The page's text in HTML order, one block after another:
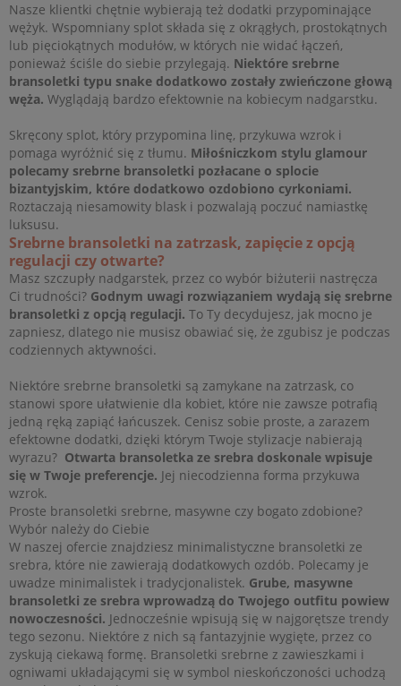
Nasze klientki chętnie wybierają też dodatki przypominające
wężyk. Wspomniany splot składa się z okrągłych, prostokątnych
lub pięciokątnych modułów, w których nie widać łączeń,
ponieważ ściśle do siebie przylegają. Niektóre srebrne
bransoletki typu snake dodatkowo zostały zwieńczone głową
węża. Wyglądają bardzo efektownie na kobiecym nadgarstku.
Skręcony splot, który przypomina linę, przykuwa wzrok i
pomaga wyróżnić się z tłumu. Miłośniczkom stylu glamour
polecamy srebrne bransoletki pozłacane o splocie
bizantyjskim, które dodatkowo ozdobiono cyrkoniami.
Roztaczają niesamowity blask i pozwalają poczuć namiastkę
luksusu.
Srebrne bransoletki na zatrzask, zapięcie z opcją
regulacji czy otwarte?
Masz szczupły nadgarstek, przez co wybór biżuterii nastręcza
Ci trudności? Godnym uwagi rozwiązaniem wydają się srebrne
bransoletki z opcją regulacji. To Ty decydujesz, jak mocno je
zapniesz, dlatego nie musisz obawiać się, że zgubisz je podczas
codziennych aktywności.
Niektóre srebrne bransoletki są zamykane na zatrzask, co
stanowi spore ułatwienie dla kobiet, które nie zawsze potrafią
jedną ręką zapiąć łańcuszek. Cenisz sobie proste, a zarazem
efektowne dodatki, dzięki którym Twoje stylizacje nabierają
wyrazu? Otwarta bransoletka ze srebra doskonale wpisuje
się w Twoje preferencje. Jej niecodzienna forma przykuwa
wzrok.
Proste bransoletki srebrne, masywne czy bogato zdobione?
Wybór należy do Ciebie
W naszej ofercie znajdziesz minimalistyczne bransoletki ze
srebra, które nie zawierają dodatkowych ozdób. Polecamy je
uwadze minimalistek i tradycjonalistek. Grube, masywne
bransoletki ze srebra wprowadzą do Twojego outfitu powiew
nowoczesności. Jednocześnie wpisują się w najgorętsze trendy
tego sezonu. Niektóre z nich są fantazyjnie wygięte, przez co
zyskują ciekawą formę. Bransoletki srebrne z zawieszkami i
ogniwami układającymi się w symbol nieskończoności uchodzą